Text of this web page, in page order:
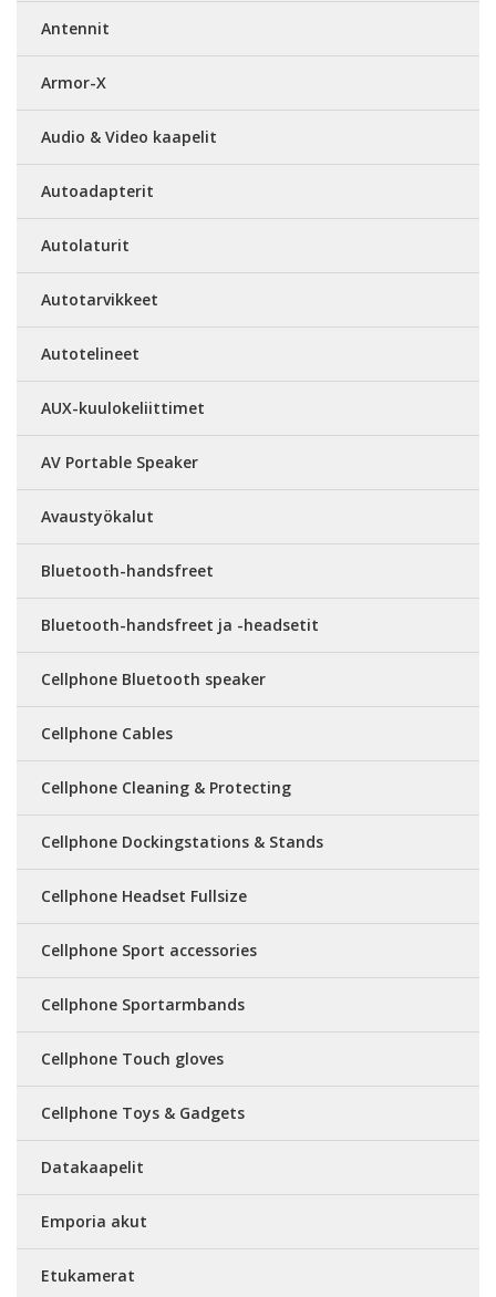
Antennit
Armor-X
Audio & Video kaapelit
Autoadapterit
Autolaturit
Autotarvikkeet
Autotelineet
AUX-kuulokeliittimet
AV Portable Speaker
Avaustyökalut
Bluetooth-handsfreet
Bluetooth-handsfreet ja -headsetit
Cellphone Bluetooth speaker
Cellphone Cables
Cellphone Cleaning & Protecting
Cellphone Dockingstations & Stands
Cellphone Headset Fullsize
Cellphone Sport accessories
Cellphone Sportarmbands
Cellphone Touch gloves
Cellphone Toys & Gadgets
Datakaapelit
Emporia akut
Etukamerat